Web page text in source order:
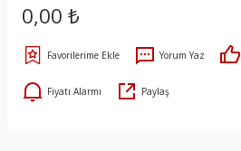
0,00 ₺
Yorum Yaz
Fiyatı Alarmı Paylaş